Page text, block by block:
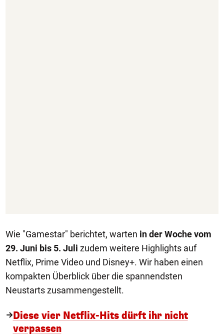
Wie "Gamestar" berichtet, warten in der Woche vom
29. Juni bis 5. Juli zudem weitere Highlights auf
Netflix, Prime Video und Disney+. Wir haben einen
kompakten Überblick über die spannendsten
Neustarts zusammengestellt.
Diese vier Netflix-Hits dürft ihr nicht
verpassen